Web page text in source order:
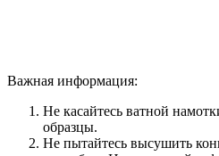
Важная информация:
Не касайтесь ватной
образцы.
Не пытайтесь высушить